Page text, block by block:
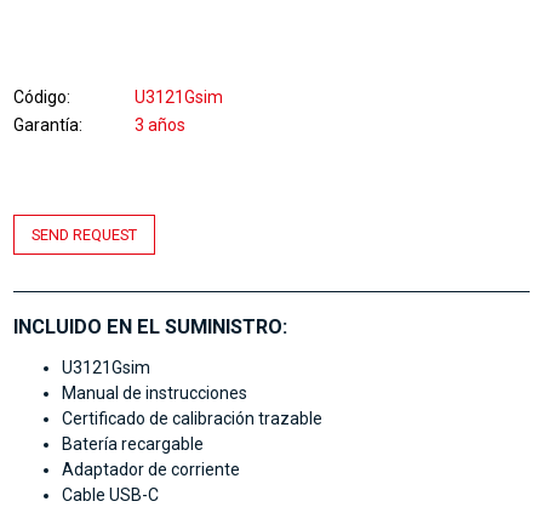
Código
U3121Gsim
Garantía
3 años
SEND REQUEST
INCLUIDO EN EL SUMINISTRO:
U3121Gsim
Manual de instrucciones
Certificado de calibración trazable
Batería recargable
Adaptador de corriente
Cable USB-C